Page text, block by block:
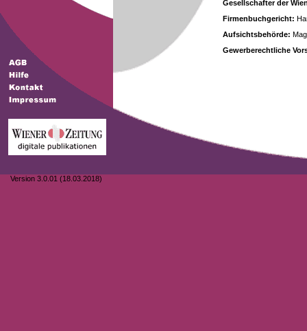
Version 3.0.01 (18.03.2018)
Gesellschafter der
Firmenbuchgericht:
Aufsichtsbehörde:
Gewerberechtliche